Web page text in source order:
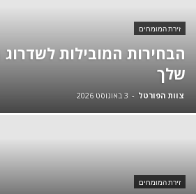
זירת המומחים
הבחירות המובילות לשדרוג
שלך
צוות הפורטל - 3 באוגוסט 2026
זירת המומחים